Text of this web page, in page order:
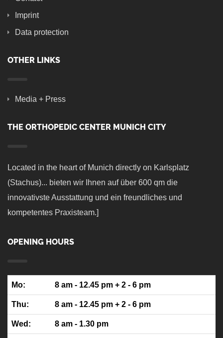
Imprint
Data protection
OTHER LINKS
Media + Press
THE ORTHOPEDIC CENTER MUNICH CITY
Located in the heart of Munich directly on Karlsplatz
(Stachus)... bieten wir Ihnen auf über 600 qm die
innovativste Ausstattung und ein freundliches und
kompetentes Praxisteam.]
OPENING HOURS
Mo: 8 am - 12.45 pm + 2 - 6 pm
Thu: 8 am - 12.45 pm + 2 - 6 pm
Wed: 8 am - 1.30 pm